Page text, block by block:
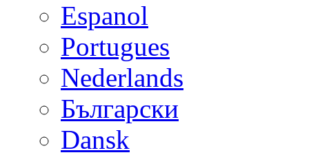
Espanol
Portugues
Nederlands
Български
Dansk